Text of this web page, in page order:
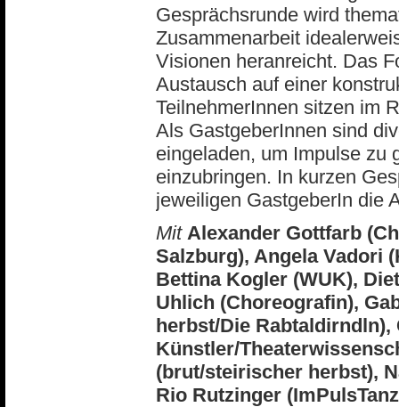
Gesprächsrunde wird
Zusammenarbeit
Visionen heranreicht. Das
Austausch auf einer
TeilnehmerInnen sitzen im
Als GastgeberInnen sind
eingeladen, um Impulse zu
einzubringen. In kurzen
jeweiligen GastgeberIn die
Mit Alexander Gottfarb
Salzburg), Angela Vadori
Bettina Kogler (WUK),
Uhlich (Choreografin),
herbst/Die
Künstler/
(brut/steirischer herbst),
Rio Rutzinger